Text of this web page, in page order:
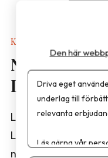
Kalkyler & Verktyg
Nya
Livsmedelsverket
näringsvärden för
Den här
Driva eget
underlag till
relevanta
Läs gärna vår